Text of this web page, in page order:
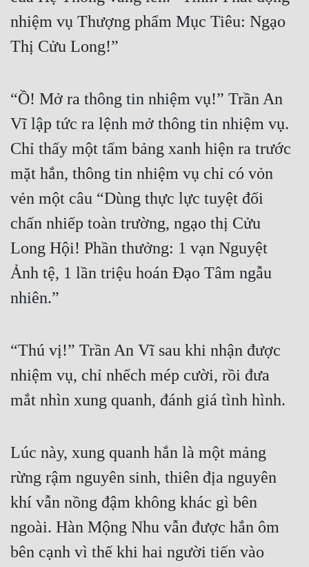
nhiệm vụ Thượng phẩm Mục Tiêu: Ngạo
Thị Cửu Long!”
“Ồ! Mở ra thông tin nhiệm vụ!” Trần An
Vĩ lập tức ra lệnh mở thông tin nhiệm vụ.
Chỉ thấy một tấm bảng xanh hiện ra trước
mặt hắn, thông tin nhiệm vụ chỉ có vỏn
vẻn một câu “Dùng thực lực tuyệt đối
chấn nhiếp toàn trường, ngạo thị Cửu
Long Hội! Phần thưởng: 1 vạn Nguyệt
Ảnh tệ, 1 lần triệu hoán Đạo Tâm ngẫu
nhiên.”
“Thú vị!” Trần An Vĩ sau khi nhận được
nhiệm vụ, chỉ nhếch mép cười, rồi đưa
mắt nhìn xung quanh, đánh giá tình hình.
Lúc này, xung quanh hắn là một mảng
rừng rậm nguyên sinh, thiên địa nguyên
khí vẫn nồng đậm không khác gì bên
ngoài. Hàn Mộng Nhu vẫn được hắn ôm
bên cạnh vì thế khi hai người tiến vào